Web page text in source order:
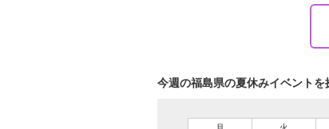
今週の福島県の夏休みイベントを